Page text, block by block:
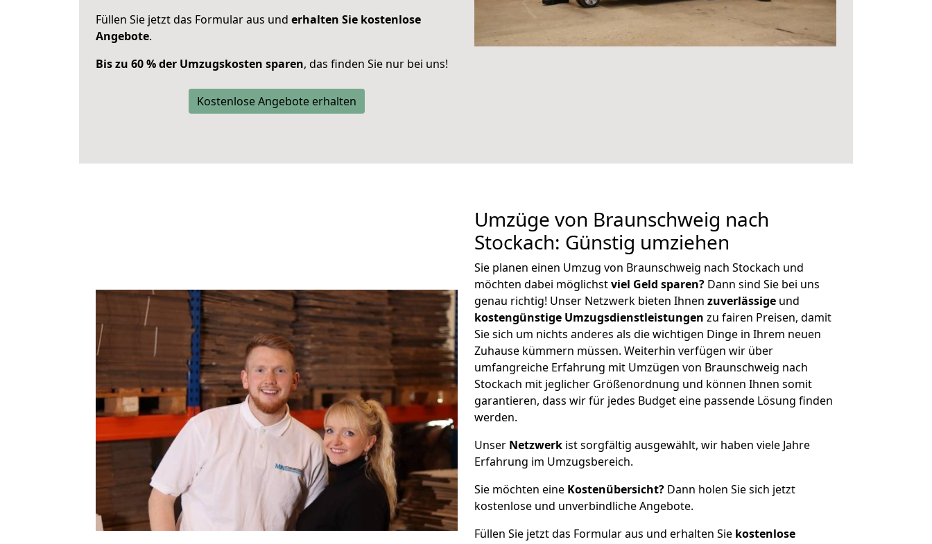
Füllen Sie jetzt das Formular aus und erhalten Sie kostenlose
Angebote.
Bis zu 60 % der Umzugskosten sparen, das finden Sie nur bei uns!
Kostenlose Angebote erhalten
Umzüge von Braunschweig nach
Stockach: Günstig umziehen
Sie planen einen Umzug von Braunschweig nach Stockach und
möchten dabei möglichstviel Geld sparen? Dann sind Sie bei uns
genau richtig! Unser Netzwerk bieten Ihnen zuverlässige und
kostengünstige Umzugsdienstleistungen zu fairen Preisen, damit
Sie sich um nichts anderes als die wichtigen Dinge in Ihrem neuen
Zuhause kümmern müssen. Weiterhin verfügen wir über
umfangreiche Erfahrung mit Umzügen von Braunschweig nach
Stockach mit jeglicher Größenordnung und können Ihnen somit
garantieren, dass wir für jedes Budget eine passende Lösung finden
werden.
Unser Netzwerk ist sorgfältig ausgewählt, wir haben viele Jahre
Erfahrung im Umzugsbereich.
Sie möchten eine Kostenübersicht? Dann holen Sie sich jetzt
kostenlose und unverbindliche Angebote.
Füllen Sie jetzt das Formular aus und erhalten Sie kostenlose